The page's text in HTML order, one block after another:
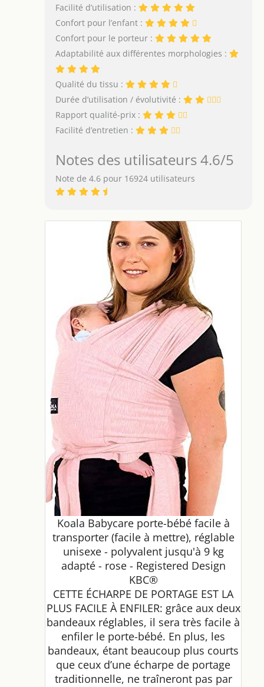
Facilité d’utilisation :
Confort pour l’enfant :
Confort pour le porteur :
Adaptabilité aux différentes morphologies :
Qualité du tissu :
Durée d’utilisation / évolutivité :
Rapport qualité-prix :
Facilité d’entretien :
Notes des utilisateurs 4.6/5
Note de 4.6 pour 16924 utilisateurs
Koala Babycare porte-bébé facile à
transporter (facile à mettre), réglable
unisexe - polyvalent jusqu'à 9 kg
adapté - rose - Registered Design
KBC®
CETTE ÉCHARPE DE PORTAGE EST LA
PLUS FACILE À ENFILER: grâce aux deux
bandeaux réglables, il sera très facile à
enfiler le porte-bébé. En plus, les
bandeaux, étant beaucoup plus courts
que ceux d’une écharpe de portage
traditionnelle, ne traîneront pas par